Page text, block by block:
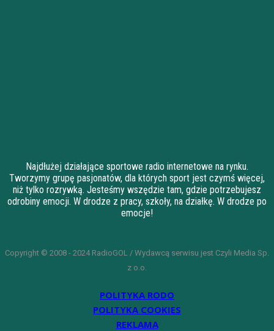
Najdłużej działające sportowe radio internetowe na rynku.
Tworzymy grupę pasjonatów, dla których sport jest czymś więcej,
niż tylko rozrywką. Jesteśmy wszędzie tam, gdzie potrzebujesz
odrobiny emocji. W drodze z pracy, szkoły, na działkę. W drodze po
emocje!
Copyright © 2008 - 2024 RadioGOL / Wydawcą serwisu jest Czyli Media Sp.
z o.o.
POLITYKA RODO
POLITYKA COOKIES
REKLAMA